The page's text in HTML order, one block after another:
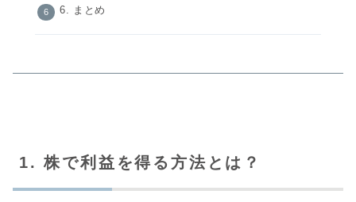
6. まとめ
1. 株で利益を得る方法とは？